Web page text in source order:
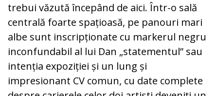
trebui văzută începând de aici. Într-o sală
centrală foarte spațioasă, pe panouri mari
albe sunt inscripționate cu markerul negru
inconfundabil al lui Dan „statementul” sau
intenția expoziției și un lung și
impresionant CV comun, cu date complete